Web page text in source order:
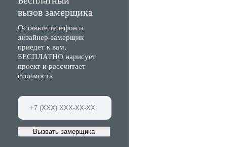
вызов замерщика
Оставьте телефон и
дизайнер-замерщик
приедет к вам,
БЕСПЛАТНО нарисует
проект и рассчитает
стоимость
Вызвать замерщика